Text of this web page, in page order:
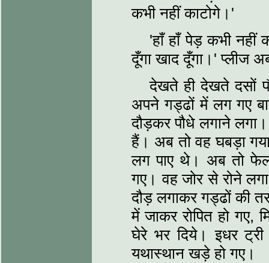
कभी नहीं काटोगे।'
'हाँ हाँ पेड़ कभी नहीं
दूँगा खाद दूँगा।' प्लीज
देखते ही देखते दसों
अपने गड्ढों में लग गए
दौड़कर पौधे लगाने
हैं। अब तो वह घबड़ा
लग पाए थे। अब तो
गए। वह जोर से रोने
दौड़ लगाकर गड्ढों की
में जाकर रोपित हो
घेरे भर दिये। इधर
यथास्थान खड़े हो गए।